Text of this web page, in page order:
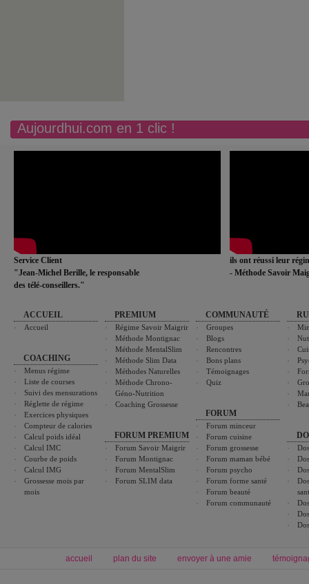
Aujourdhui.com en 1 clic !
Service Client
"Jean-Michel Berille, le responsable
des télé-conseillers."
ils ont réussi leur
- Méthode Savoir
ACCUEIL
Accueil
COACHING
Menus régime
Liste de courses
Suivi des mensurations
Réglette de régime
Exercices physiques
Compteur de calories
Calcul poids idéal
Calcul IMC
Courbe de poids
Calcul IMG
Grossesse mois par
mois
PREMIUM
Régime Savoir Maigrir
Méthode Montignac
Méthode MentalSlim
Méthode Slim Data
Méthodes Naturelles
Méthode Chrono-
Géno-Nutrition
Coaching Grossesse
FORUM PREMIUM
Forum Savoir Maigrir
Forum Montignac
Forum MentalSlim
Forum SLIM data
COMMUNAUTÉ
Groupes
Blogs
Rencontres
Bons plans
Témoignages
Quiz
FORUM
Forum minceur
Forum cuisine
Forum grossesse
Forum maman bébé
Forum psycho
Forum forme santé
Forum beauté
Forum communauté
accueil plan du site envoyer à une amie